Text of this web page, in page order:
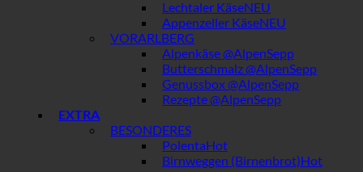
Lechtaler Käse
Appenzeller Käse
VORARLBERG
Alpenkäse @AlpenSepp
Butterschmalz @AlpenSepp
Genussbox @AlpenSepp
Rezepte @AlpenSepp
EXTRA
BESONDERES
Polenta
Birnweggen (Birnenbrot)